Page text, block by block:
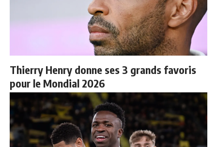
Thierry Henry donne ses 3 grands favoris
pour le Mondial 2026